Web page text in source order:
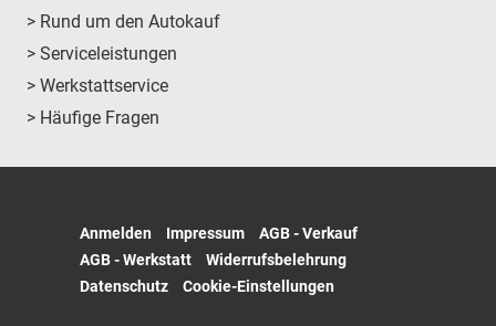
> Rund um den Autokauf
> Serviceleistungen
> Werkstattservice
> Häufige Fragen
Anmelden Impressum
AGB - Verkauf
AGB - Werkstatt
Widerrufsbelehrung
Datenschutz
Cookie-Einstellungen